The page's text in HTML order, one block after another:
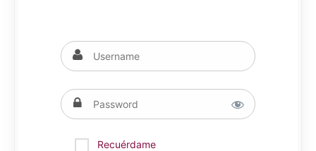
Recuérdame